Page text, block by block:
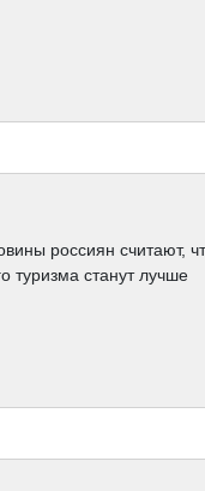
россиян считают,
туризма станут лучше